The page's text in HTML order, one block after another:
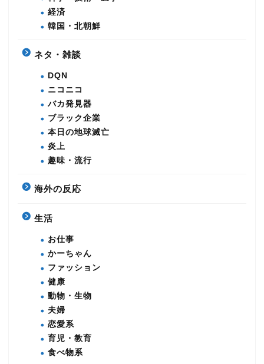
経済
韓国・北朝鮮
ネタ・雑談
DQN
ニコニコ
バカ発見器
ブラック企業
本日の地球滅亡
炎上
趣味・流行
海外の反応
生活
お仕事
かーちゃん
ファッション
健康
動物・生物
夫婦
恋愛系
育児・教育
食べ物系